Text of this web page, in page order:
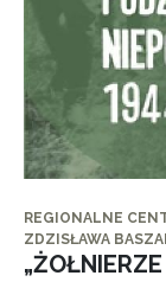
REGIONALNE
ZDZISŁAWA